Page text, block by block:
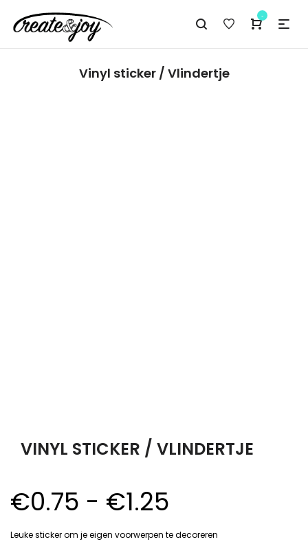
-
Vinyl sticker / Vlindertje
VINYL STICKER / VLINDERTJE
€0.75 - €1.25
€0.75
Leuke sticker om je eigen voorwerpen te decoreren